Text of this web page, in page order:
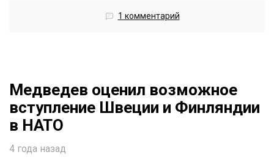
1 комментарий
Медведев оценил возможное
вступление Швеции и Финляндии
в НАТО
4 года назад